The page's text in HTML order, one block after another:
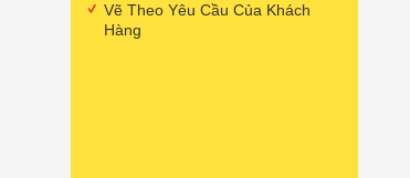
Vẽ Theo Yêu Cầu Của Khách
Hàng